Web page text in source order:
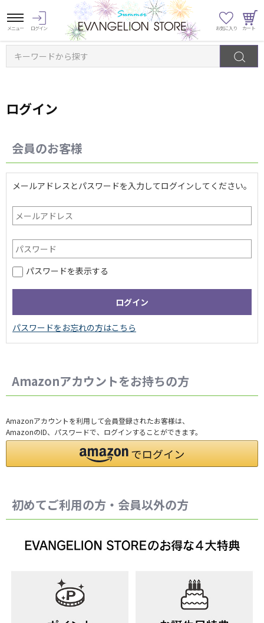
キーワードから探す
ログイン
会員のお客様
メールアドレスとパスワードを入力してログインしてください。
パスワードを表示する
Amazonアカウントをお持ちの方
Amazonアカウントを利用して会員登録されたお客様は、
AmazonのID、パスワードで、ログインすることができます。
初めてご利用の方・会員以外の方